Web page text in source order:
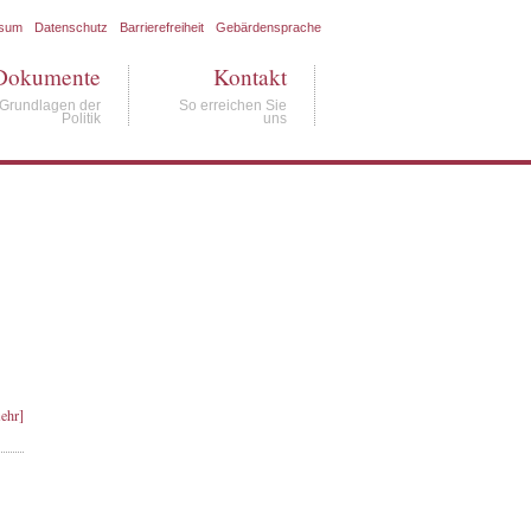
Datenschutz Barrierefreiheit Gebärdensprache
Grundlagen der
Politik
Kontakt
So erreichen Sie
uns